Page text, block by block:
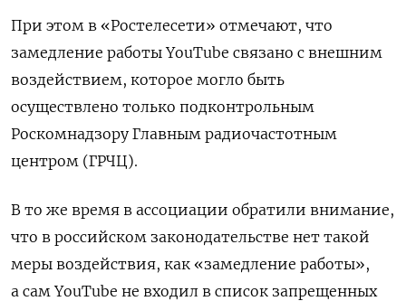
При этом в «Ростелесети» отмечают, что
замедление работы YouTube связано с внешним
воздействием, которое могло быть
осуществлено только подконтрольным
Роскомнадзору Главным радиочастотным
центром (ГРЧЦ).
В то же время в ассоциации обратили внимание,
что в российском законодательстве нет такой
меры воздействия, как «замедление работы»,
а сам YouTube не входил в список запрещенных